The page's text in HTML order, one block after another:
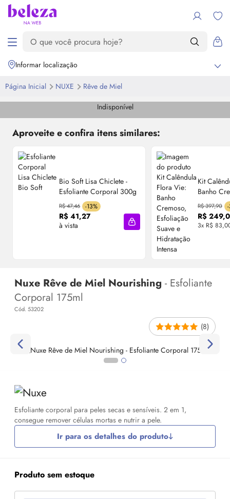
Informar localização
Página Inicial NUXE
Rêve de Miel
Indisponível
Aproveite e confira itens similares:
Bio Soft Lisa Chiclete -
Esfoliante Corporal 300g
R$ 47,46 -13%
R$ 41,27
à vista
Adicionar à sacola
Kit
Banho
R$ 397,90
R$
3x R$
Nuxe Rêve de Miel Nourishing - Esfoliante
Corporal 175ml
Cód. 53202
(8)
Esfoliante corporal para peles secas e sensíveis. 2 em 1,
consegue remover células mortas e nutrir a pele.
Ir para os detalhes do produto
Produto sem estoque